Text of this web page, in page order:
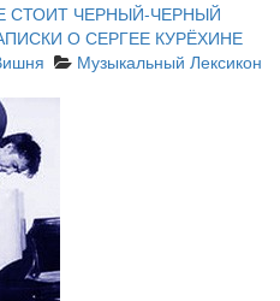
СТОИТ ЧЕРНЫЙ-ЧЕРНЫЙ
О СЕРГЕЕ КУРЁХИНЕ
Музыкальный Лексикон